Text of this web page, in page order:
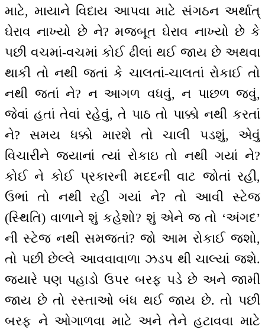
માટે, માયાને વિદાય આપવા માટે સંગઠન અર્થાત્
ઘેરાવ નાખ્યો છે ને? મજબૂત ઘેરાવ નાખ્યો છે કે
પછી વચમાં-વચમાં કોઈ ઢીલાં થઈ જાય છે અથવા
થાકી તો નથી જતાં કે ચાલતાં-ચાલતાં રોકાઈ તો
નથી જતાં ને? ન આગળ વધવું, ન પાછળ જવું,
જેવાં હતાં તેવાં રહેવું, તે પાઠ તો પાક્કો નથી કરતાં
ને? સમય ધક્કો મારશે તો ચાલી પડશું, એવું
વિચારીને જ્યાનાં ત્યાં રોકાઇ તો નથી ગયાં ને?
કોઈ ને કોઈ પ્રકારની મદદની વાટ જોતાં રહી,
ઉભાં તો નથી રહી ગયાં ને? તો આવી સ્ટેજ
(સ્થિતિ) વાળાને શું કહેશો? શું એને જ તો ‘અંગદ’
ની સ્ટેજ નથી સમજતાં? જો આમ રોકાઈ જશો,
તો પછી છેલ્લે આવવાવાળા ઝડપ થી ચાલ્યાં જશે.
જ્યારે પણ પહાડો ઉપર બરફ પડે છે અને જામી
જાય છે તો રસ્તાઓ બંધ થઈ જાય છે. તો પછી
બરફ ને ઓગાળવા માટે અને તેને હટાવવા માટે